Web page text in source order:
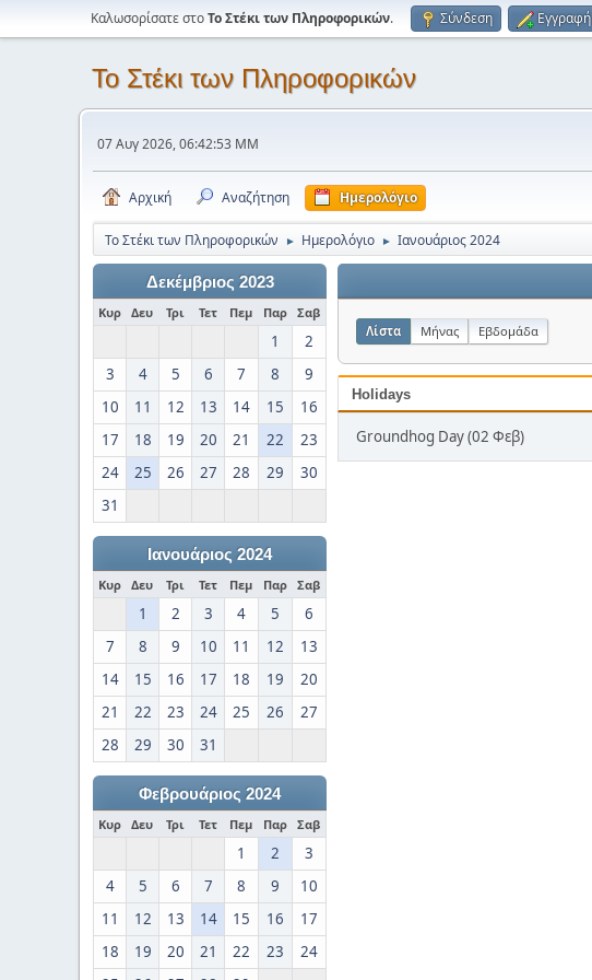
Καλωσορίσατε στοΤο Στέκι των Πληροφορικών. Σύνδεση Εγγραφή
Το Στέκι των Πληροφορικών
07 Αυγ 2026, 06:42:53 ΜΜ
Αρχική Αναζήτηση Ημερολόγιο
Το Στέκι των Πληροφορικών ► Ημερολόγιο ► Ιανουάριος 2024
Δεκέμβριος 2023
Κυρ Δευ Τρι Τετ Πεμ Παρ Σαβ
1
2
3
4 5 6 7 8
9
10
11 12 13 14 15
16
17
18 19 20 21 22
23
24
25 26 27 28 29
30
31
Ιανουάριος 2024
Κυρ Δευ Τρι Τετ Πεμ Παρ Σαβ
1 2 3 4 5
6
7
8 9 10 11 12
13
14
15 16 17 18 19
20
21
22 23 24 25 26
27
28
29 30 31
Φεβρουάριος 2024
Κυρ Δευ Τρι Τετ Πεμ Παρ Σαβ
1 2
3
4
5 6 7 8 9
10
11
12 13 14 15 16
17
18
19 20 21 22 23
24
Λίστα Μήνας Εβδομάδα
Holidays
Groundhog Day (02 Φεβ)